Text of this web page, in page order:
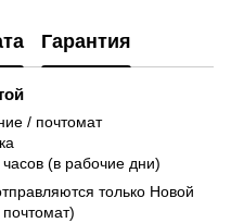
Гарантия
/ почтомат
(в рабочие дни)
только Новой